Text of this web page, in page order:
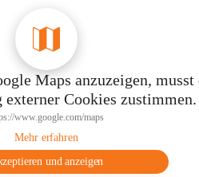
Maps anzuzeigen, musst
externer Cookies zustimmen.
www.google.com/maps
Mehr erfahren
und anzeigen